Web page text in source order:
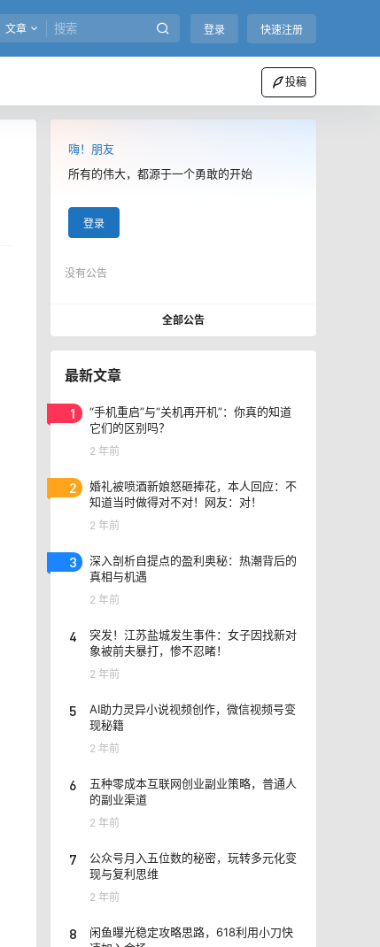
文章 登录 快速注册
投稿
嗨！朋友
所有的伟大，都源于一个勇敢的开始
登录
没有公告
全部公告
最新文章
1
“手机重启”与“关机再开机”：你真的知道
它们的区别吗？
2 年前
2
婚礼被喷酒新娘怒砸捧花，本人回应：不
知道当时做得对不对！网友：对！
2 年前
3
深入剖析自提点的盈利奥秘：热潮背后的
真相与机遇
2 年前
4
突发！江苏盐城发生事件：女子因找新对
象被前夫暴打，惨不忍睹！
2 年前
5
AI助力灵异小说视频创作，微信视频号变
现秘籍
2 年前
6
五种零成本互联网创业副业策略，普通人
的副业渠道
2 年前
7
公众号月入五位数的秘密，玩转多元化变
现与复利思维
2 年前
8
闲鱼曝光稳定攻略思路，618利用小刀快